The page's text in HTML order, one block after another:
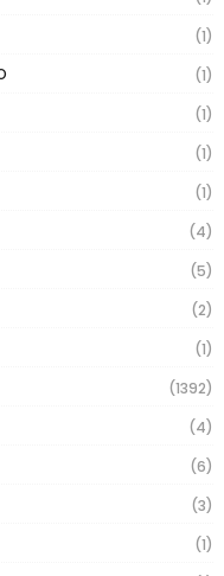
(1)
(1)
(1)
(1)
(1)
(4)
(5)
(2)
(1)
(1392)
(4)
(6)
(3)
(1)